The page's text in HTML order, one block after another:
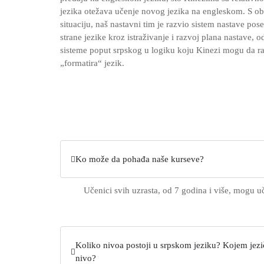
jezika otežava učenje novog jezika na engleskom. S
situaciju, naš nastavni tim je razvio sistem nastave
strane jezike kroz istraživanje i razvoj plana nastave,
sisteme poput srpskog u logiku koju Kinezi mogu da
„formatira“ jezik.
Ko može da pohađa naše kurseve?
Učenici svih uzrasta, od 7 godina i više, mogu
Koliko nivoa postoji u srpskom jeziku? Kojem
nivo?